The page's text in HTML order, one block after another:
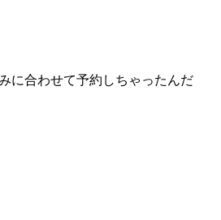
に合わせて予約しちゃったんだ